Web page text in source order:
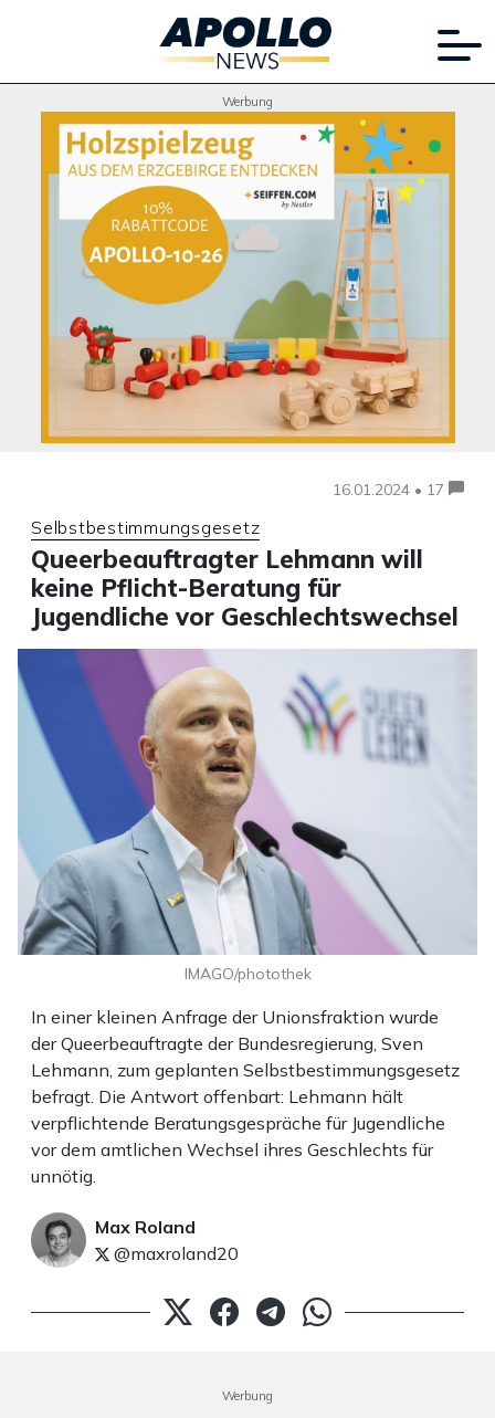
Werbung
16.01.2024 • 17
Selbstbestimmungsgesetz
Queerbeauftragter Lehmann will
keine Pflicht-Beratung für
Jugendliche vor Geschlechtswechsel
In einer kleinen Anfrage der Unionsfraktion wurde
der Queerbeauftragte der Bundesregierung, Sven
Lehmann, zum geplanten Selbstbestimmungsgesetz
befragt. Die Antwort offenbart: Lehmann hält
verpflichtende Beratungsgespräche für Jugendliche
vor dem amtlichen Wechsel ihres Geschlechts für
unnötig.
Max Roland
@maxroland20
IMAGO/photothek
Werbung